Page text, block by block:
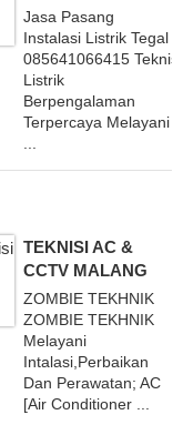
Jasa Pasang
Instalasi Listrik Tegal
085641066415 Teknisi
Listrik
Berpengalaman
Terpercaya Melayani
...
TEKNISI AC &
CCTV MALANG
ZOMBIE TEKHNIK
ZOMBIE TEKHNIK
Melayani
Intalasi,Perbaikan
Dan Perawatan; AC
[Air Conditioner ...